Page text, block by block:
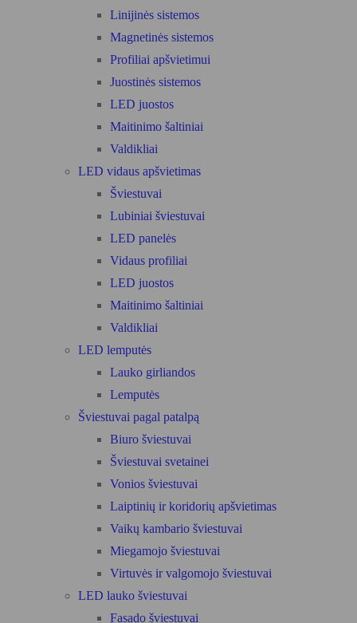
Linijinės sistemos
Magnetinės sistemos
Profiliai apšvietimui
Juostinės sistemos
LED juostos
Maitinimo šaltiniai
Valdikliai
LED vidaus apšvietimas
Šviestuvai
Lubiniai šviestuvai
LED panelės
Vidaus profiliai
LED juostos
Maitinimo šaltiniai
Valdikliai
LED lemputės
Lauko girliandos
Lemputės
Šviestuvai pagal patalpą
Biuro šviestuvai
Šviestuvai svetainei
Vonios šviestuvai
Laiptinių ir koridorių apšvietimas
Vaikų kambario šviestuvai
Miegamojo šviestuvai
Virtuvės ir valgomojo šviestuvai
LED lauko šviestuvai
Fasado šviestuvai